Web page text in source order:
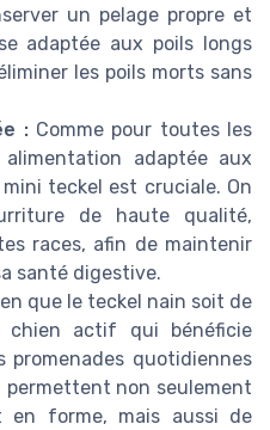
un pelage propre et
adaptée aux poils longs
les poils morts sans
:Comme pour toutes les
adaptée aux
teckel est cruciale. On
de haute qualité,
races, afin de maintenir
santé digestive.
que le teckel nain soit de
chien actif qui bénéficie
promenades quotidiennes
non seulement
forme, mais aussi de